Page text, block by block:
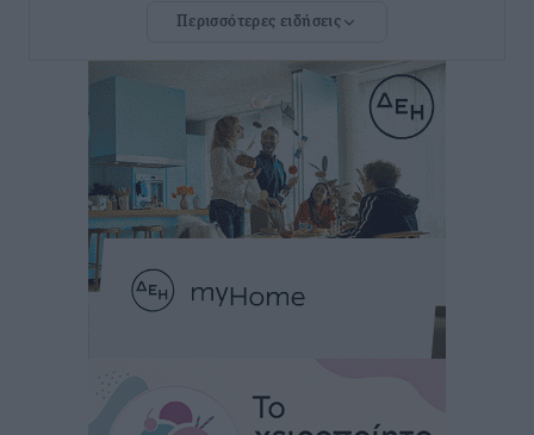
ανακοίνωσε ο Άδωνις Γεωργιάδης
Iατρικός Σύλλογος Ροδου προς Α. Γεωργιάδη:
Στρατηγικές Προτάσεις για την Ενίσχυση της
Δημόσιας Υγείας στη Νησιωτική Ελλάδα και στα
Νοσοκομεία της Γ΄ Ζώνης
Τοπικές Ειδήσεις• πριν 5 ώρες
Πάνθηρες: Ξεκίνησαν αισιόδοξοι για την παρθενική
Άρης Αρχαγγέλου: Στο πλευρό του άτυχου Ιάκωβου
Περισσότερες ειδήσεις